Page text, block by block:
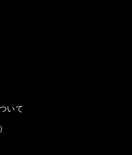
いて